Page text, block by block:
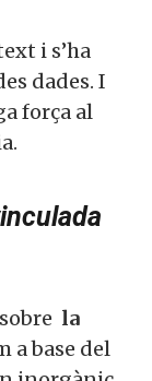
i s’ha
dades. I
força al
a base